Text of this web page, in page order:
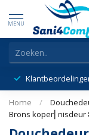
MENU
Home /
Brons